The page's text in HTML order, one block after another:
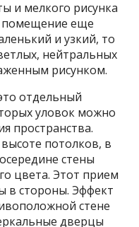
и мелкого рисунка
помещение еще
и узкий, то
нейтральных
рисунком.
отдельный
уловок можно
пространства.
потолков, в
стены
цвета. Этот прием
в стороны. Эффект
стене
дверцы